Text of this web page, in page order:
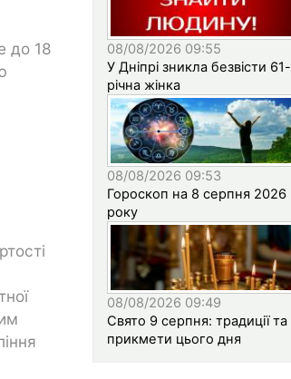
до 18
08/08/2026 09:55
У Дніпрі зникла безвісти 61-
річна жінка
08/08/2026 09:53
Гороскоп на 8 серпня 2026
року
08/08/2026 09:49
Свято 9 серпня: традиції та
прикмети цього дня